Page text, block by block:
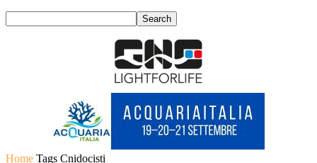
Home Tags Cnidocisti